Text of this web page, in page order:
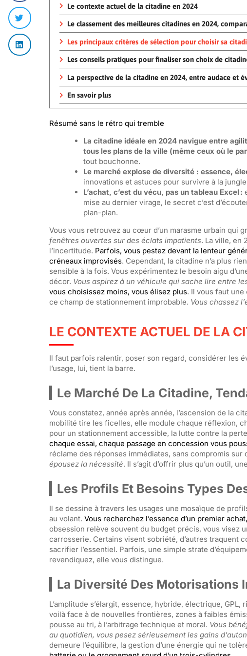
Le contexte actuel de la citadine en 2024
Le classement des meilleures citadines en 2024,
Les principaux critères de sélection pour choisir sa
Les conseils pratiques pour finaliser son choix de
La perspective de la citadine en 2024, entre audace et
En savoir plus
Résumé sans le rétro qui tremble
La citadine idéale en 2024 navigue entre
tous les plans de la ville (même ceux où le
tout bouchonne.
Le marché explose de diversité : essence,
innovations et astuces pour survivre à la
L’achat, c’est du vécu, pas un tableau Excel :
mise au dernier virage, le secret c’est
plan-plan.
Vous vous retrouvez au cœur d’un marasme urbain qui
fenêtres ouvertes sur des éclats impatients. La ville, en
l’incertitude. Parfois, vous pestez devant la lenteur
créneaux improvisés. Cependant, la citadine n’a plus
sensible à la fois. Vous expérimentez le besoin aigu
décor. Vous aspirez à un véhicule qui sache lire entre
vous choisissez moins, vous élisez plus. Il vous faut
ce champ de stationnement improbable. Vous chassez
LE CONTEXTE ACTUEL DE LA
Il faut parfois ralentir, poser son regard, considérer les
l’usage, lui, tient la barre.
Le Marché De La Citadine,
Vous constatez, année après année, l’ascension de la
mobilité tire les ficelles, elle module chaque réflexion,
pour un stationnement accessible, la lutte contre la
chaque essai, chaque passage en concession vous
réclame des réponses immédiates, sans compromis
épousez la nécessité. Il s’agit d’offrir plus qu’un outil,
Les Profils Et Besoins Types
Il se dessine à travers les usages une mosaïque de
au volant. Vous recherchez l’essence d’un premier
obsession relève souvent du budget précis, vous visez
carrosserie. Certains visent sobriété, d’autres traquent
sacrifier l’essentiel. Parfois, une simple strate
revendiquez, elle vous distingue.
La Diversité Des Motorisations
L’amplitude s’élargit, essence, hybride, électrique,
voilà face à de nouvelles frontières, zones à faibles
pousse au tri, à l’arbitrage technique et moral. Vous
au quotidien, vous pesez sérieusement les gains
demeure l’équilibre, la gestion d’une énergie qui ne